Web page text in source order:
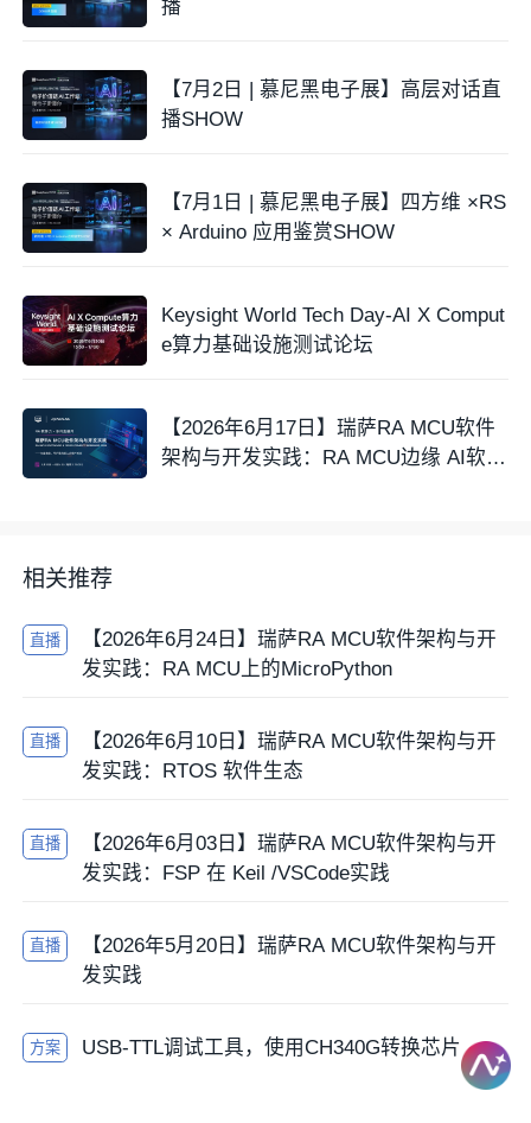
播
【7月2日 | 慕尼黑电子展】高层对话直
播SHOW
【7月1日 | 慕尼黑电子展】四方维 ×RS
× Arduino 应用鉴赏SHOW
Keysight World Tech Day-AI X Comput
e算力基础设施测试论坛
【2026年6月17日】瑞萨RA MCU软件
架构与开发实践：RA MCU边缘 AI软件
相关推荐
直播
【2026年6月24日】瑞萨RA MCU软件架构与开
发实践：RA MCU上的MicroPython
直播
【2026年6月10日】瑞萨RA MCU软件架构与开
发实践：RTOS 软件生态
直播
【2026年6月03日】瑞萨RA MCU软件架构与开
发实践：FSP 在 Keil /VSCode实践
直播
【2026年5月20日】瑞萨RA MCU软件架构与开
发实践
方案 USB-TTL调试工具，使用CH340G转换芯片